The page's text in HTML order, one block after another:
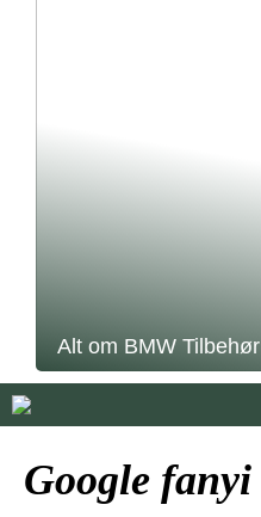
Alt om BMW Tilbehør
Google fanyi